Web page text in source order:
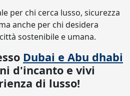
per chi cerca lusso, sicurezza
anche per chi desidera
sostenibile e umana.
Dubai e Abu dhabi
d'incanto e vivi
di lusso!